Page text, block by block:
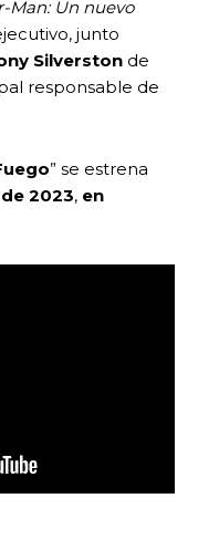
Man: Un nuevo
junto
Silverston de
responsable de
” se estrena
2023, en